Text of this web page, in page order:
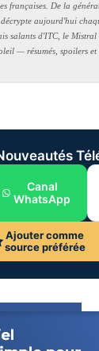
françaises. De la
aujourd'hui
salants d'ITC, le Mistral
— résumés, spoilers
Canal
WhatsApp
Ajouter comme
source préférée